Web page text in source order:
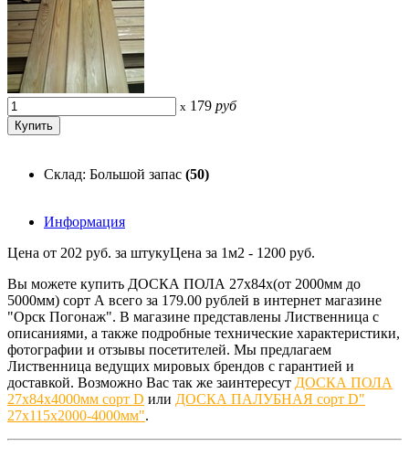
x 179 руб
Склад: Большой запас (50)
Информация
Цена от 202 руб. за штукуЦена за 1м2 - 1200 руб.
Вы можете купить ДОСКА ПОЛА 27х84х(от 2000мм до
5000мм) сорт А всего за 179.00 рублей в интернет магазине
"Орск Погонаж". В магазине представлены Лиственница с
описаниями, а также подробные технические характеристики,
фотографии и отзывы посетителей. Мы предлагаем
Лиственница ведущих мировых брендов с гарантией и
доставкой. Возможно Вас так же заинтересут ДОСКА ПОЛА
27х84х4000мм сорт D или ДОСКА ПАЛУБНАЯ сорт D"
27х115х2000-4000мм".